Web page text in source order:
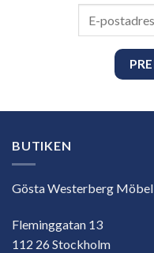
BUTIKEN
Gösta Westerberg Möbel
Fleminggatan 13
112 26 Stockholm